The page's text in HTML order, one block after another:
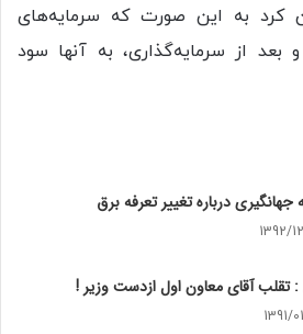
کرد به این صورت که سرمایه‌های
بعد از سرمایه‌گذاری، به آنها سود
جهانگیری درباره تغییر تعرفه برق
1392/
آقای معاون اول ازدست وزیر !
1391/